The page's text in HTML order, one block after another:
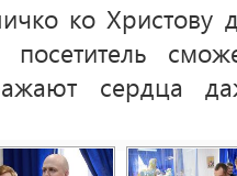
ко
сердца